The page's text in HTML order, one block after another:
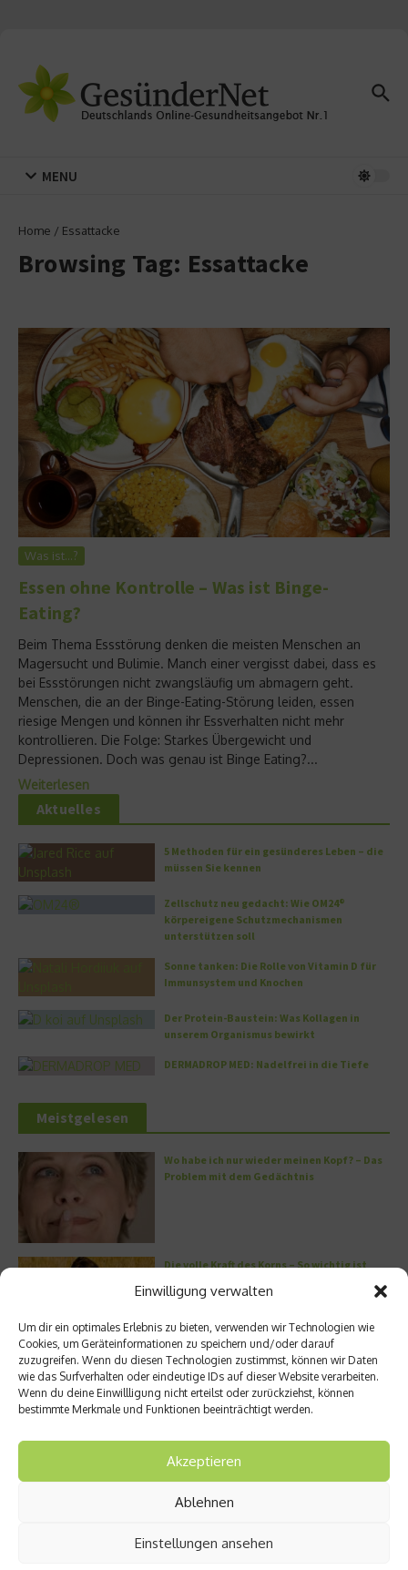
Einwilligung verwalten
Um dir ein optimales Erlebnis zu bieten, verwenden wir Technologien wie
Cookies, um Geräteinformationen zu speichern und/oder darauf
zuzugreifen. Wenn du diesen Technologien zustimmst, können wir Daten
wie das Surfverhalten oder eindeutige IDs auf dieser Website verarbeiten.
Wenn du deine Einwillligung nicht erteilst oder zurückziehst, können
bestimmte Merkmale und Funktionen beeinträchtigt werden.
Akzeptieren
Ablehnen
Einstellungen ansehen
MENU
Home / Essattacke
Browsing Tag: Essattacke
Was ist…?
Essen ohne Kontrolle – Was ist Binge-
Eating?
Beim Thema Essstörung denken die meisten Menschen an
Magersucht und Bulimie. Manch einer vergisst dabei, dass es
bei Essstörungen nicht zwangsläufig um abmagern geht.
Menschen, die an der Binge-Eating-Störung leiden, essen
riesige Mengen und können ihr Essverhalten nicht mehr
kontrollieren. Die Folge: Starkes Übergewicht und
Depressionen. Doch was genau ist Binge Eating?...
Weiterlesen
Aktuelles
5 Methoden für ein gesünderes Leben – die
müssen Sie kennen
Zellschutz neu gedacht: Wie OM24®
körpereigene Schutzmechanismen
unterstützen soll
Sonne tanken: Die Rolle von Vitamin D für
Immunsystem und Knochen
Der Protein-Baustein: Was Kollagen in
unserem Organismus bewirkt
DERMADROP MED: Nadelfrei in die Tiefe
Meistgelesen
Wo habe ich nur wieder meinen Kopf? – Das
Problem mit dem Gedächtnis
Die volle Kraft des Korns – So wichtig ist
Entzündung der Nebenhöhlen: Symptome
und verschiedene Formen
Stuhlgang – wie oft ist eigentlich normal?